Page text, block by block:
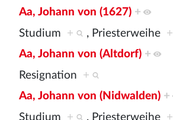
Aa, Johann von (1627) +
Studium + , Priesterweihe +
Aa, Johann von (Altdorf) +
Resignation +
Aa, Johann von (Nidwalden) +
Studium + , Priesterweihe +